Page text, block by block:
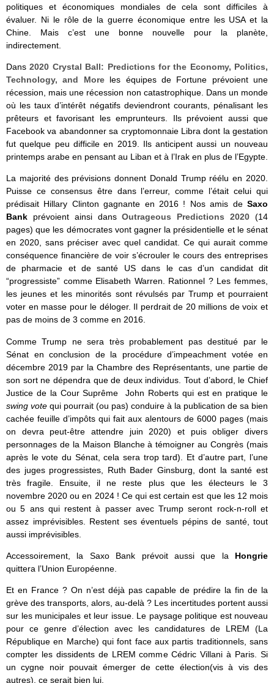
politiques et économiques mondiales de cela sont difficiles à
évaluer. Ni le rôle de la guerre économique entre les USA et la
Chine. Mais c’est une bonne nouvelle pour la planète,
indirectement.
Dans2020 Crystal Ball: Predictions for the Economy, Politics,
Technology, and Moreles équipes de Fortune prévoient une
récession, mais une récession non catastrophique. Dans un monde
où les taux d’intérêt négatifs deviendront courants, pénalisant les
prêteurs et favorisant les emprunteurs. Ils prévoient aussi que
Facebook va abandonner sa cryptomonnaie Libra dont la gestation
fut quelque peu difficile en 2019. Ils anticipent aussi un nouveau
printemps arabe en pensant au Liban et à l’Irak en plus de l’Egypte.
La majorité des prévisions donnent Donald Trump réélu en 2020.
Puisse ce consensus être dans l’erreur, comme l’était celui qui
prédisait Hillary Clinton gagnante en 2016 ! Nos amis de Saxo
Bank prévoient ainsi dansOutrageous Predictions 2020 (14
pages) que les démocrates vont gagner la présidentielle et le sénat
en 2020, sans préciser avec quel candidat. Ce qui aurait comme
conséquence financière de voir s’écrouler le cours des entreprises
de pharmacie et de santé US dans le cas d’un candidat dit
“progressiste” comme Elisabeth Warren. Rationnel ? Les femmes,
les jeunes et les minorités sont révulsés par Trump et pourraient
voter en masse pour le déloger. Il perdrait de 20 millions de voix et
pas de moins de 3 comme en 2016.
Comme Trump ne sera très probablement pas destitué par le
Sénat en conclusion de la procédure d’impeachment votée en
décembre 2019 par la Chambre des Représentants, une partie de
son sort ne dépendra que de deux individus. Tout d’abord, le Chief
Justice de la Cour Suprême John Roberts qui est en pratique le
swing vote qui pourrait (ou pas) conduire à la publication de sa bien
cachée feuille d’impôts qui fait aux alentours de 6000 pages (mais
on devra peut-être attendre juin 2020) et puis obliger divers
personnages de la Maison Blanche à témoigner au Congrès (mais
après le vote du Sénat, cela sera trop tard). Et d’autre part, l’une
des juges progressistes, Ruth Bader Ginsburg, dont la santé est
très fragile. Ensuite, il ne reste plus que les électeurs le 3
novembre 2020 ou en 2024 ! Ce qui est certain est que les 12 mois
ou 5 ans qui restent à passer avec Trump seront rock-n-roll et
assez imprévisibles. Restent ses éventuels pépins de santé, tout
aussi imprévisibles.
Accessoirement, la Saxo Bank prévoit aussi que la Hongrie
quittera l’Union Européenne.
Et en France ? On n’est déjà pas capable de prédire la fin de la
grève des transports, alors, au-delà ? Les incertitudes portent aussi
sur les municipales et leur issue. Le paysage politique est nouveau
pour ce genre d’élection avec les candidatures de LREM (La
République en Marche) qui font face aux partis traditionnels, sans
compter les dissidents de LREM comme Cédric Villani à Paris. Si
un cygne noir pouvait émerger de cette élection(vis à vis des
autres), ce serait bien lui.